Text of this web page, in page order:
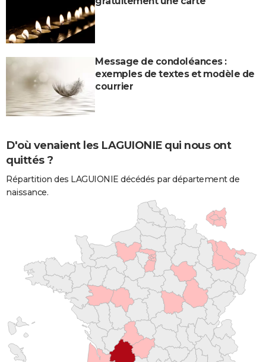
Message de condoléances :
exemples de textes et modèle de
courrier
D'où venaient les LAGUIONIE qui nous ont
quittés ?
Répartition des LAGUIONIE décédés par département de
naissance.